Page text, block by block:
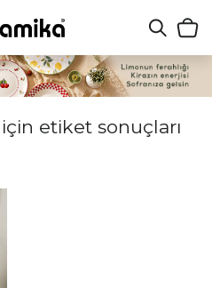
etiket sonuçları